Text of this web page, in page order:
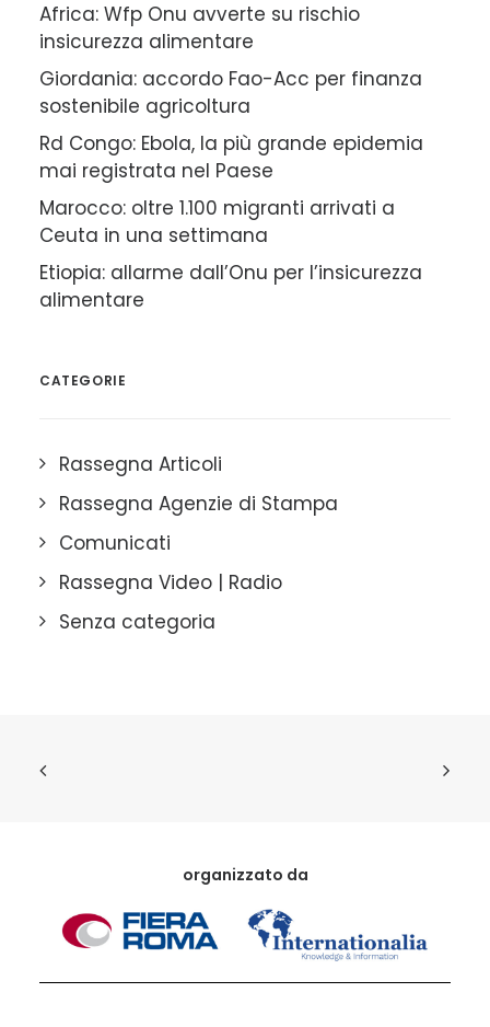
Africa: Wfp Onu avverte su rischio
insicurezza alimentare
Giordania: accordo Fao-Acc per finanza
sostenibile agricoltura
Rd Congo: Ebola, la più grande epidemia
mai registrata nel Paese
Marocco: oltre 1.100 migranti arrivati a
Ceuta in una settimana
Etiopia: allarme dall’Onu per l’insicurezza
alimentare
CATEGORIE
Rassegna Articoli
Rassegna Agenzie di Stampa
Comunicati
Rassegna Video | Radio
Senza categoria
organizzato da